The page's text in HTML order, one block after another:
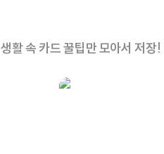
생활 속 카드 꿀팁만 모아서 저장!